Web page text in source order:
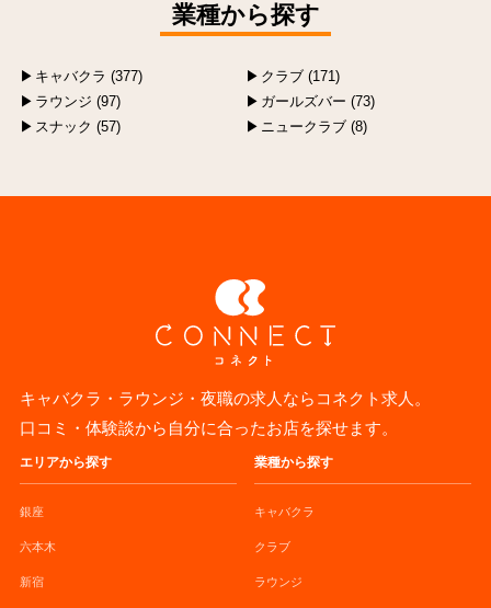
業種から探す
キャバクラ (377)
クラブ (171)
ラウンジ (97)
ガールズバー (73)
スナック (57)
ニュークラブ (8)
キャバクラ・ラウンジ・夜職の求人ならコネクト求人。
口コミ・体験談から自分に合ったお店を探せます。
エリアから探す
銀座
六本木
新宿
業種から探す
キャバクラ
クラブ
ラウンジ